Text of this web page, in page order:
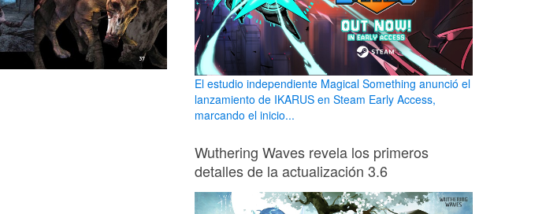
El estudio independiente Magical Something anunció el
lanzamiento de IKARUS en Steam Early Access,
marcando el inicio...
Wuthering Waves revela los primeros
detalles de la actualización 3.6